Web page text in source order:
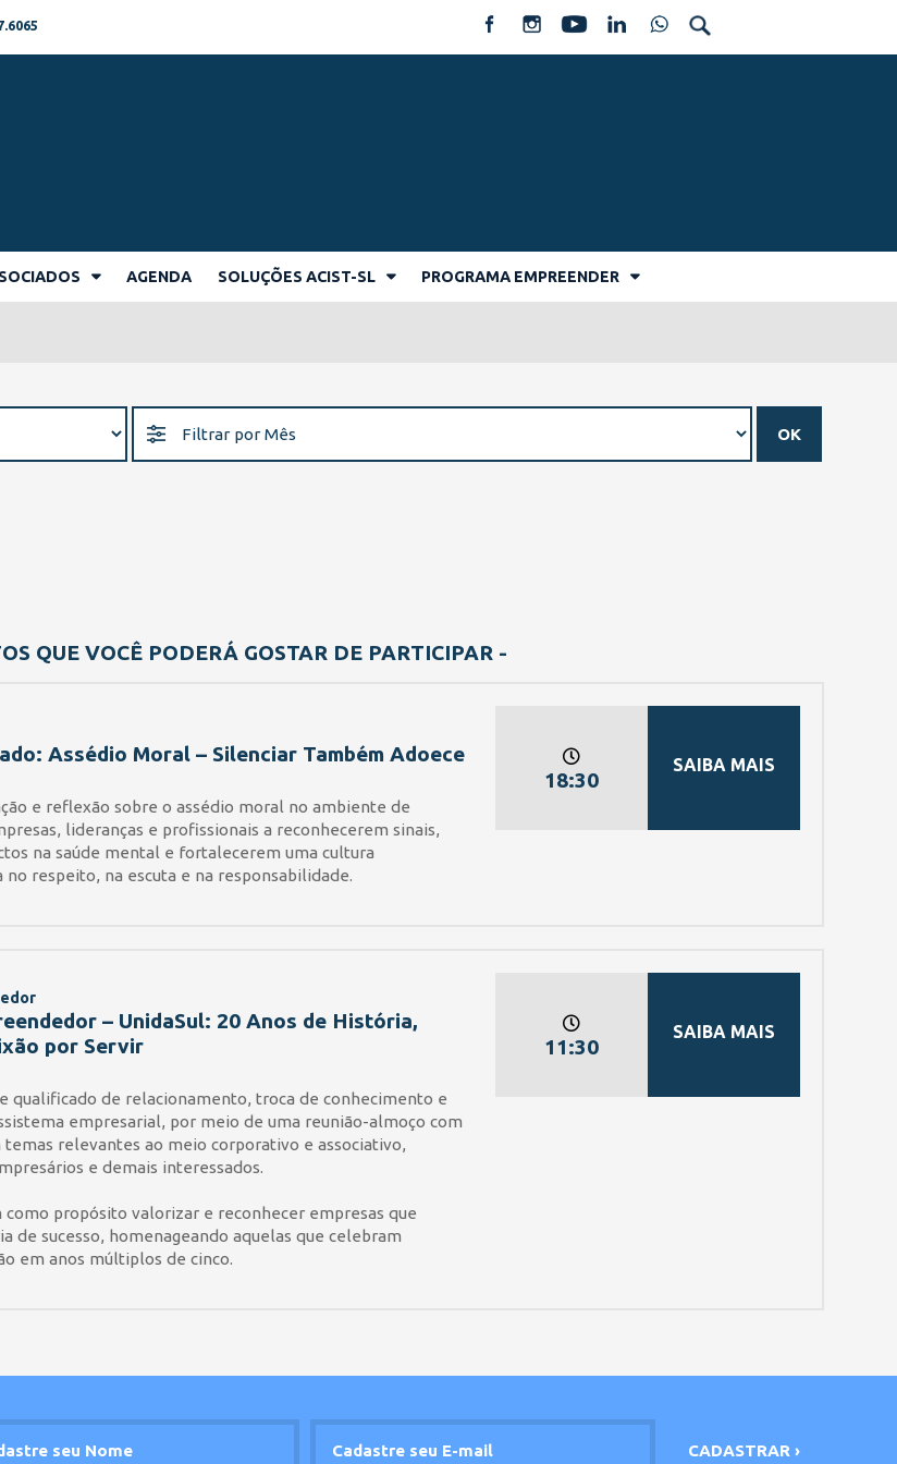
AGENDA SOLUÇÕES ACIST-SL PROGRAMA EMPREENDER
QUE VOCÊ PODERÁ GOSTAR DE PARTICIPAR -
Assédio Moral – Silenciar Também Adoece
e reflexão sobre o assédio moral no ambiente de
lideranças e profissionais a reconhecerem sinais,
na saúde mental e fortalecerem uma cultura
no respeito, na escuta e na responsabilidade.
18:30
SAIBA MAIS
– UnidaSul: 20 Anos de História,
por Servir
qualificado de relacionamento, troca de conhecimento e
empresarial, por meio de uma reunião-almoço com
temas relevantes ao meio corporativo e associativo,
e demais interessados.
propósito valorizar e reconhecer empresas que
de sucesso, homenageando aquelas que celebram
em anos múltiplos de cinco.
11:30
SAIBA MAIS